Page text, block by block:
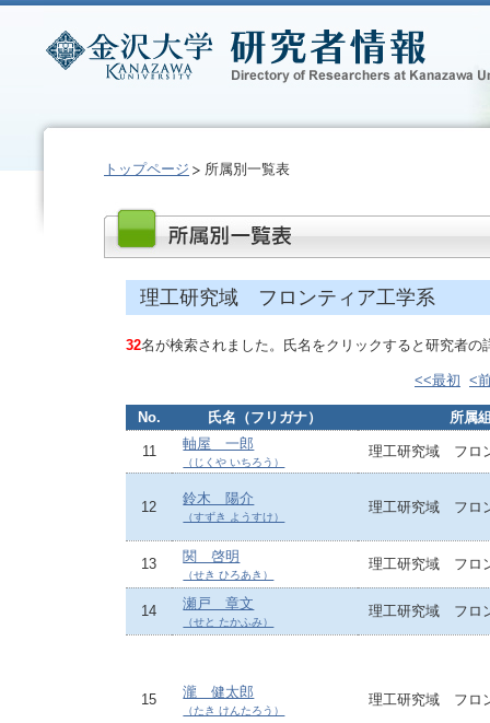
トップページ 所属別一覧表
理工研究域 フロンティア工学系
32名が検索されました。氏名をクリックすると研究者の
<<最初 <
No. 氏名（フリガナ） 所属
11 軸屋 一郎
（じくや いちろう）
理工研究域 フロ
12
鈴木 陽介
（すずき ようすけ）
理工研究域 フロ
13 関 啓明
（せき ひろあき）
理工研究域 フロ
14 瀬戸 章文
（せと たかふみ）
理工研究域 フロ
15 瀧 健太郎
（たき けんたろう）
理工研究域 フロ